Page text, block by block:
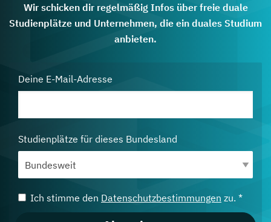
Wir schicken dir regelmäßig Infos über freie duale
Studienplätze und Unternehmen, die ein duales Studium
anbieten.
Deine E-Mail-Adresse
Studienplätze für dieses Bundesland
Ich stimme den Datenschutzbestimmungen zu. *